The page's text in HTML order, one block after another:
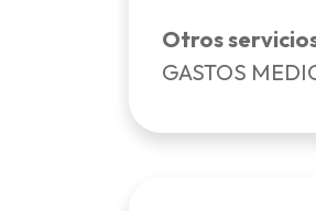
Otros
GASTOS